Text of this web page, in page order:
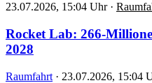
23.07.2026, 15:04 Uhr ·
Rocket Lab: 266-
2028
Raumfahrt · 23.07.2026, 15:04